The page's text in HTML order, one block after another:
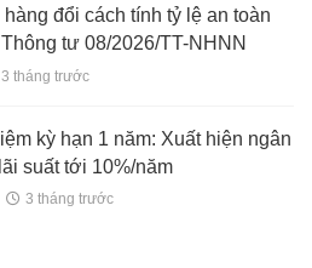
hàng đổi cách tính tỷ lệ an toàn
tư 08/2026/TT-NHNN
3 tháng trước
kỳ hạn 1 năm: Xuất hiện ngân
suất tới 10%/năm
3 tháng trước